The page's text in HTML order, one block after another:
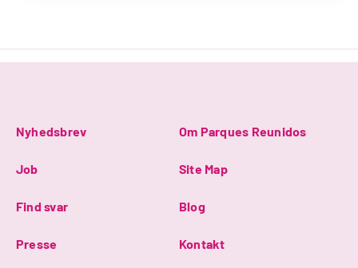
Nyhedsbrev Om Parques Reunidos
Job Site Map
Find svar Blog
Presse Kontakt